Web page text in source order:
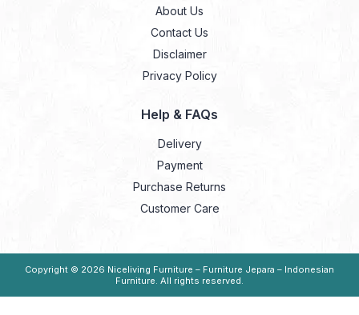
About Us
Contact Us
Disclaimer
Privacy Policy
Help & FAQs
Delivery
Payment
Purchase Returns
Customer Care
Copyright © 2026 Niceliving Furniture – Furniture Jepara – Indonesian
Furniture. All rights reserved.